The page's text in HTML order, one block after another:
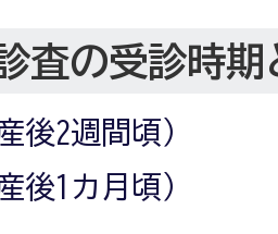
査の受診時期
後2週間頃）
後1カ月頃）